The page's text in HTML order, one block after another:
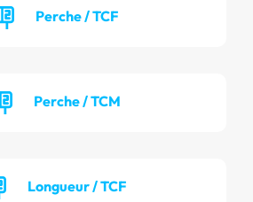
Perche / TCF
Perche / TCM
Longueur / TCF